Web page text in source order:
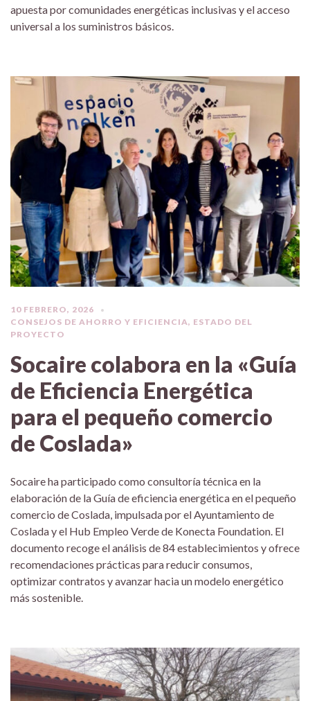
apuesta por comunidades energéticas inclusivas y el acceso
universal a los suministros básicos.
10 FEBRERO, 2026
CONSEJOS DE AHORRO Y EFICIENCIA, ESTADO DEL
PROYECTO
Socaire colabora en la «Guía
de Eficiencia Energética
para el pequeño comercio
de Coslada»
Socaire ha participado como consultoría técnica en la
elaboración de la Guía de eficiencia energética en el pequeño
comercio de Coslada, impulsada por el Ayuntamiento de
Coslada y el Hub Empleo Verde de Konecta Foundation. El
documento recoge el análisis de 84 establecimientos y ofrece
recomendaciones prácticas para reducir consumos,
optimizar contratos y avanzar hacia un modelo energético
más sostenible.